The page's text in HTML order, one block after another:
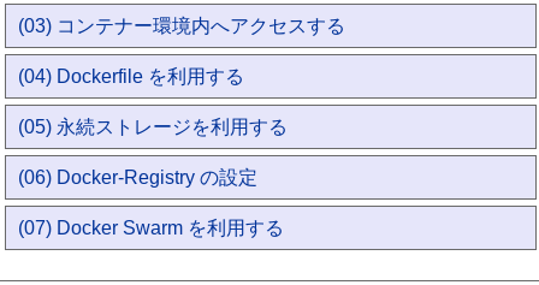
(03) コンテナー環境内へアクセスする
(04) Dockerfile を利用する
(05) 永続ストレージを利用する
(06) Docker-Registry の設定
(07) Docker Swarm を利用する